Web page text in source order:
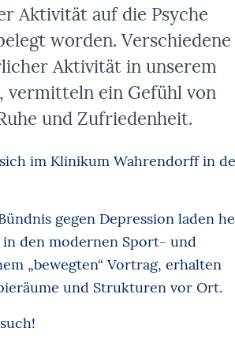
Aktivität auf die Psyche
worden. Verschiedene
Aktivität in unserem
vermitteln ein Gefühl von
und Zufriedenheit.
im Klinikum Wahrendorff in
gegen Depression laden
in den modernen Sport- und
„bewegten“ Vortrag, erhalten
und Strukturen vor Ort.